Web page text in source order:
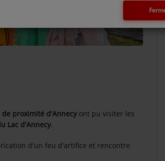
proximité d'Annecy ont pu visiter les
Lac d'Annecy.
d'un feu d'artifice et rencontre